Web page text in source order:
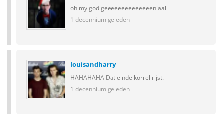
oh my god geeeeeeeeeeeeeeniaal
1 decennium geleden
louisandharry
HAHAHAHA Dat einde korrel rijst.
1 decennium geleden